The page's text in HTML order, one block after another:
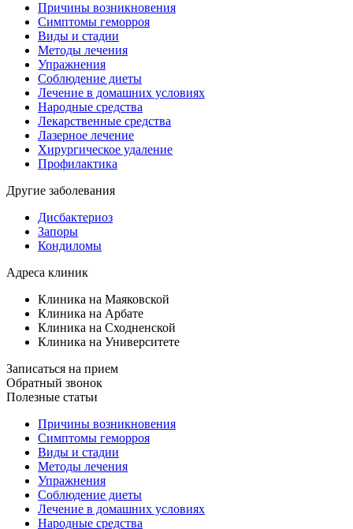
Причины возникновения
Симптомы геморроя
Виды и стадии
Методы лечения
Упражнения
Соблюдение диеты
Лечение в домашних условиях
Народные средства
Лекарственные средства
Лазерное лечение
Хирургическое удаление
Профилактика
Другие заболевания
Дисбактериоз
Запоры
Кондиломы
Адреса клиник
Клиника на Маяковской
Клиника на Арбате
Клиника на Сходненской
Клиника на Университете
Записаться на прием
Обратный звонок
Полезные статьи
Причины возникновения
Симптомы геморроя
Виды и стадии
Методы лечения
Упражнения
Соблюдение диеты
Лечение в домашних условиях
Народные средства